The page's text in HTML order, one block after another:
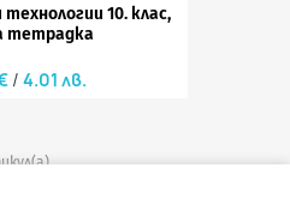
10. клас,
тетрадка
4.01 лв.